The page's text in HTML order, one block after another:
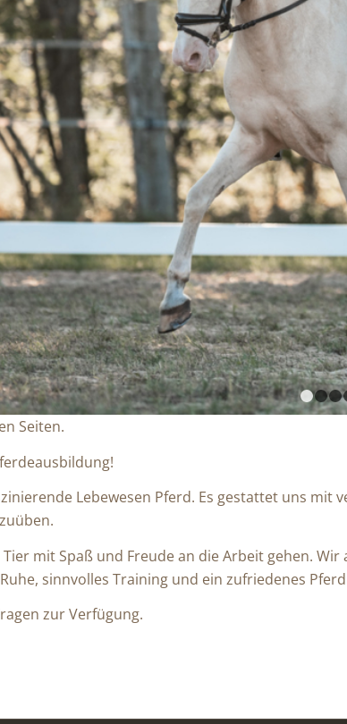
Seiten.
Lebewesen Pferd. Es gestattet uns
mit Spaß und Freude an die Arbeit gehen.
sinnvolles Training und ein zufriedenes
zur Verfügung.